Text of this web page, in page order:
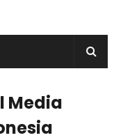
Media